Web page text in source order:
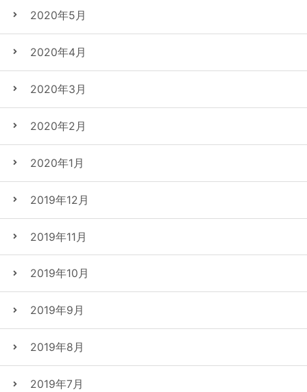
2020年5月
2020年4月
2020年3月
2020年2月
2020年1月
2019年12月
2019年11月
2019年10月
2019年9月
2019年8月
2019年7月